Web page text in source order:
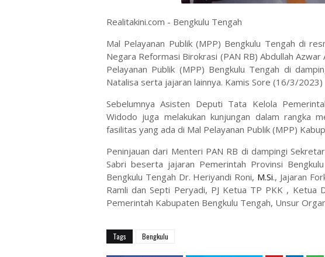
Realitakini.com - Bengkulu Tengah
Mal Pelayanan Publik (MPP) Bengkulu Tengah di
Negara Reformasi Birokrasi (PAN RB) Abdullah Azwar
Pelayanan Publik (MPP) Bengkulu Tengah di
Natalisa serta jajaran lainnya. Kamis Sore (16/3/2023)
Sebelumnya Asisten Deputi Tata Kelola
Widodo juga melakukan kunjungan dalam rangka
fasilitas yang ada di Mal Pelayanan Publik (MPP)
Peninjauan dari Menteri PAN RB di dampingi
Sabri beserta jajaran Pemerintah Provinsi
Bengkulu Tengah Dr. Heriyandi Roni, M.Si., Jajaran
Ramli dan Septi Peryadi, PJ Ketua TP PKK , Ketua
Pemerintah Kabupaten Bengkulu Tengah, Unsur
Tags Bengkulu